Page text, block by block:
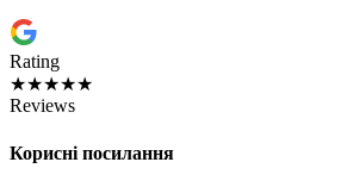
Rating
★★★★★
Reviews
Корисні посилання